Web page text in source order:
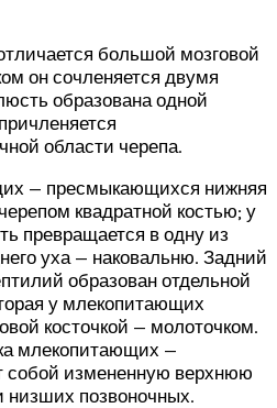
большой мозговой
он сочленяется двумя
образована одной
области черепа.
— пресмыкающихся нижняя
квадратной костью; у
превращается в одну из
уха — наковальню. Задний
образован отдельной
у млекопитающих
косточкой — молоточком.
млекопитающих —
собой измененную верхнюю
низших позвоночных.